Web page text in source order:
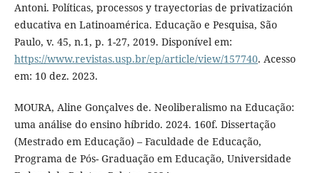
Antoni. Políticas, processos y trayectorias de privatización
educativa en Latinoamérica. Educação e Pesquisa, São
Paulo, v. 45, n.1, p. 1-27, 2019. Disponível em:
https://www.revistas.usp.br/ep/article/view/157740. Acesso
em: 10 dez. 2023.
MOURA, Aline Gonçalves de. Neoliberalismo na Educação:
uma análise do ensino híbrido. 2024. 160f. Dissertação
(Mestrado em Educação) – Faculdade de Educação,
Programa de Pós- Graduação em Educação, Universidade